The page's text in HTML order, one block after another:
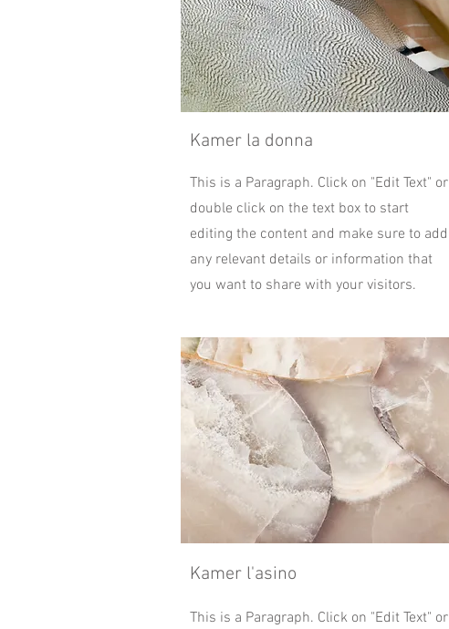
Kamer la donna
This is a Paragraph. Click on "Edit Text" or
double click on the text box to start
editing the content and make sure to add
any relevant details or information that
you want to share with your visitors.
Kamer l'asino
This is a Paragraph. Click on "Edit Text" or